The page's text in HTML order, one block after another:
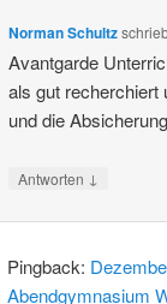
Norman Schultz
Avantgarde
als gut recherchiert
und die
Antworten ↓
Pingback:
Abendgymnasium